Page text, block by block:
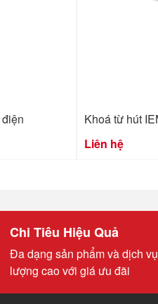
Khoá từ hút
Liên hệ
Chi Tiêu Hiệu Quả
Đa dạng sản phẩm và dịch
lượng cao với giá ưu đãi